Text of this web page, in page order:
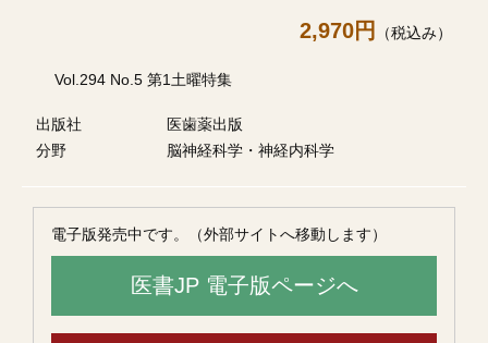
2,970円 （税込み）
Vol.294 No.5 第1土曜特集
出版社
医歯薬出版
分野
脳神経科学・神経内科学
電子版発売中です。（外部サイトへ移動します）
医書JP 電子版ページへ